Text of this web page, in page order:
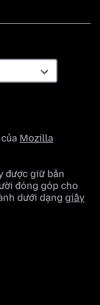
Mozilla
được giữ bản
đóng góp cho
dưới dạng giấy